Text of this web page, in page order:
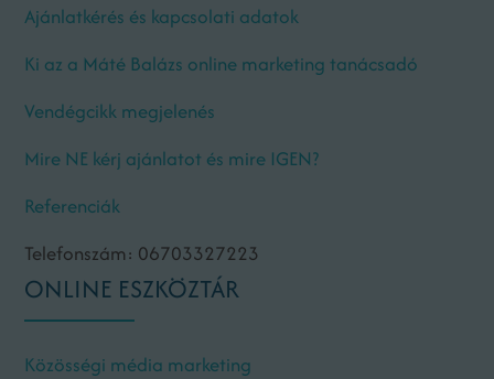
Ajánlatkérés és kapcsolati adatok
Ki az a Máté Balázs online marketing tanácsadó
Vendégcikk megjelenés
Mire NE kérj ajánlatot és mire IGEN?
Referenciák
Telefonszám: 06703327223
ONLINE ESZKÖZTÁR
Közösségi média marketing